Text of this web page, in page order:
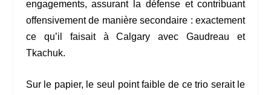
engagements, assurant la défense et contribuant
offensivement de manière secondaire : exactement
ce qu’il faisait à Calgary avec Gaudreau et
Tkachuk.
Sur le papier, le seul point faible de ce trio serait le